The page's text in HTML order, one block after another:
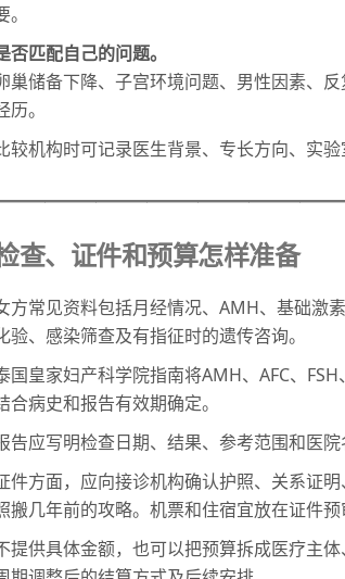
。
否匹配自己的问题。
巢储备下降、子宫环境问题、男性因素、
历。
较机构时可记录医生背景、专长方向、实
查、证件和预算怎样准备
方常见资料包括月经情况、AMH、基础激
验、感染筛查及有指征时的遗传咨询。
国皇家妇产科学院指南将AMH、AFC、
合病史和报告有效期确定。
告应写明检查日期、结果、参考范围和医
件方面，应向接诊机构确认护照、关系证
搬几年前的攻略。机票和住宿宜放在证件预
提供具体金额，也可以把预算拆成医疗主